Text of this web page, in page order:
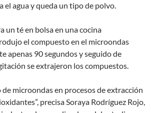
el agua y queda un tipo de polvo.
un té en bolsa en una cocina
el compuesto en el microondas
apenas 90 segundos y seguido de
se extrajeron los compuestos.
de microondas en procesos de extracción
precisa Soraya Rodríguez Rojo,